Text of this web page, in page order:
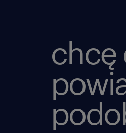
chcę